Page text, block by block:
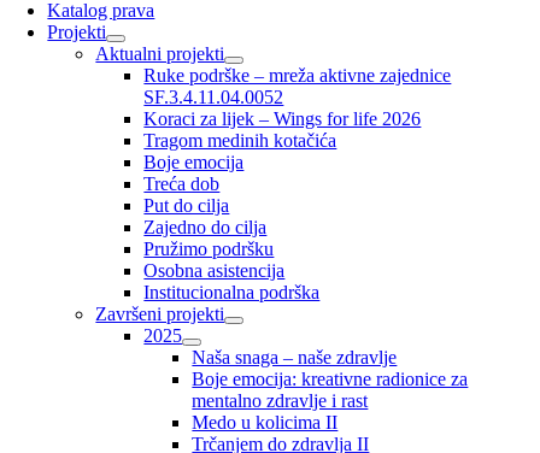
Katalog prava
Projekti
Aktualni projekti
Ruke podrške – mreža aktivne zajednice
SF.3.4.11.04.0052
Koraci za lijek – Wings for life 2026
Tragom medinih kotačića
Boje emocija
Treća dob
Put do cilja
Zajedno do cilja
Pružimo podršku
Osobna asistencija
Institucionalna podrška
Završeni projekti
2025
Naša snaga – naše zdravlje
Boje emocija: kreativne radionice za
mentalno zdravlje i rast
Medo u kolicima II
Trčanjem do zdravlja II